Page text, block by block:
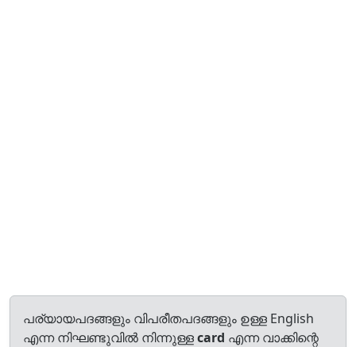
പര്യായപദങ്ങളും വിപരീതപദങ്ങളും ഉള്ള English
എന്ന നിഘണ്ടുവിൽ നിന്നുള്ളcard എന്ന വാക്കിന്റെ